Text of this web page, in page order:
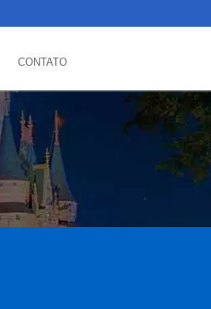
CONTATO